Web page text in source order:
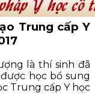
Trung cấp Y
là thí sinh đã
học bổ sung
Trung cấp Y học